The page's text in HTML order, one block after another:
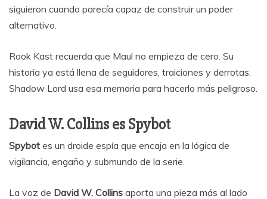
siguieron cuando parecía capaz de construir un poder
alternativo.
Rook Kast recuerda que Maul no empieza de cero. Su
historia ya está llena de seguidores, traiciones y derrotas.
Shadow Lord usa esa memoria para hacerlo más peligroso.
David W. Collins es Spybot
Spybot es un droide espía que encaja en la lógica de
vigilancia, engaño y submundo de la serie.
La voz de David W. Collins aporta una pieza más al lado